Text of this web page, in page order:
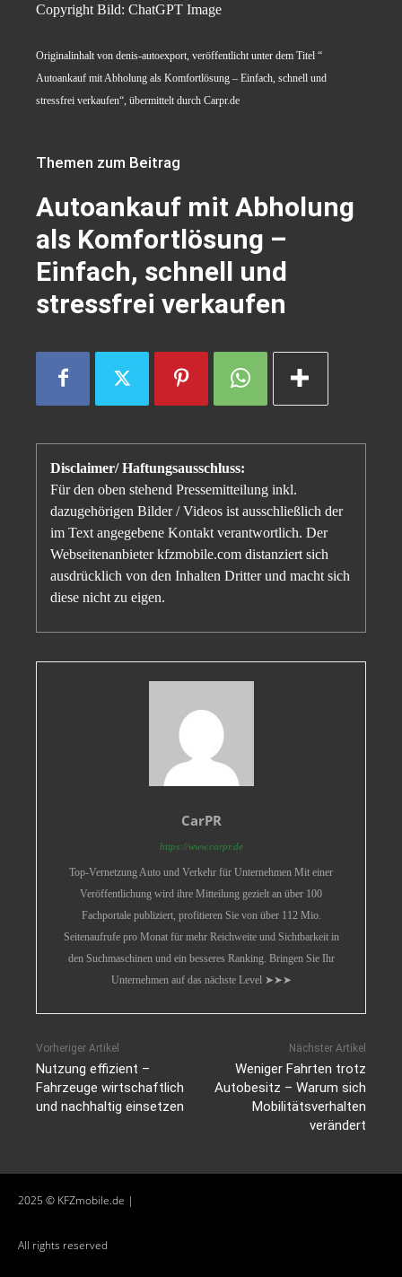
Copyright Bild: ChatGPT Image
Originalinhalt von denis-autoexport, veröffentlicht unter dem Titel “
Autoankauf mit Abholung als Komfortlösung – Einfach, schnell und
stressfrei verkaufen“, übermittelt durch Carpr.de
Themen zum Beitrag
Autoankauf mit Abholung
als Komfortlösung –
Einfach, schnell und
stressfrei verkaufen
Disclaimer/ Haftungsausschluss:
Für den oben stehend Pressemitteilung inkl.
dazugehörigen Bilder / Videos ist ausschließlich der
im Text angegebene Kontakt verantwortlich. Der
Webseitenanbieter kfzmobile.com distanziert sich
ausdrücklich von den Inhalten Dritter und macht sich
diese nicht zu eigen.
CarPR
https://www.carpr.de
Top-Vernetzung Auto und Verkehr für Unternehmen Mit einer
Veröffentlichung wird ihre Mitteilung gezielt an über 100
Fachportale publiziert, profitieren Sie von über 112 Mio.
Seitenaufrufe pro Monat für mehr Reichweite und Sichtbarkeit in
den Suchmaschinen und ein besseres Ranking. Bringen Sie Ihr
Unternehmen auf das nächste Level ➤➤➤
Vorheriger Artikel
Nutzung effizient –
Fahrzeuge wirtschaftlich
und nachhaltig einsetzen
Nächster Artikel
Weniger Fahrten trotz
Autobesitz – Warum sich
Mobilitätsverhalten
verändert
2025 © KFZmobile.de |
All rights reserved